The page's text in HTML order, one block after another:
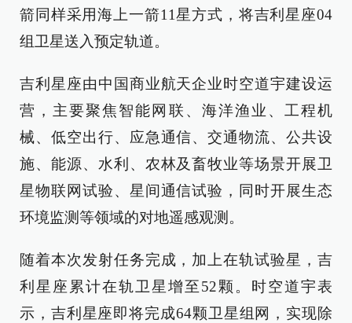
箭同样采用海上一箭11星方式，将吉利星座04
组卫星送入预定轨道。
吉利星座由中国商业航天企业时空道宇建设运
营，主要聚焦智能网联、海洋渔业、工程机
械、低空出行、应急通信、交通物流、公共设
施、能源、水利、农林及畜牧业等场景开展卫
星物联网试验、星间通信试验，同时开展生态
环境监测等领域的对地遥感观测。
随着本次发射任务完成，加上在轨试验星，吉
利星座累计在轨卫星增至52颗。时空道宇表
示，吉利星座即将完成64颗卫星组网，实现除